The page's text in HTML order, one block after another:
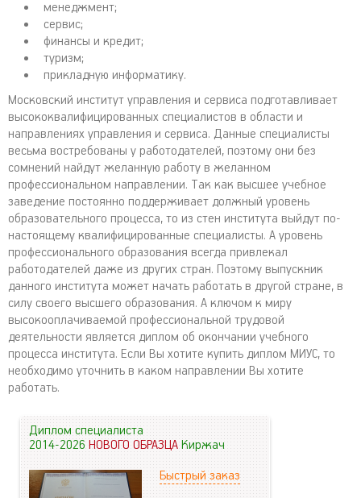
менеджмент;
сервис;
финансы и кредит;
туризм;
прикладную информатику.
Московский институт управления и сервиса подготавливает
высококвалифицированных специалистов в области и
направлениях управления и сервиса. Данные специалисты
весьма востребованы у работодателей, поэтому они без
сомнений найдут желанную работу в желанном
профессиональном направлении. Так как высшее учебное
заведение постоянно поддерживает должный уровень
образовательного процесса, то из стен института выйдут по-
настоящему квалифицированные специалисты. А уровень
профессионального образования всегда привлекал
работодателей даже из других стран. Поэтому выпускник
данного института может начать работать в другой стране, в
силу своего высшего образования. А ключом к миру
высокооплачиваемой профессиональной трудовой
деятельности является диплом об окончании учебного
процесса института. Если Вы хотите купить диплом МИУС, то
необходимо уточнить в каком направлении Вы хотите
работать.
Диплом специалиста
2014-2026НОВОГО ОБРАЗЦАКиржач
Быстрый заказ